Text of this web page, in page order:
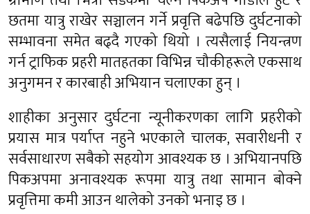
छतमा यात्रु राखेर सञ्चालन गर्ने प्रवृत्ति बढेपछि दुर्घटनाको
सम्भावना समेत बढ्दै गएको थियो । त्यसैलाई नियन्त्रण
गर्न ट्राफिक प्रहरी मातहतका विभिन्न चौकीहरूले एकसाथ
अनुगमन र कारबाही अभियान चलाएका हुन् ।
शाहीका अनुसार दुर्घटना न्यूनीकरणका लागि प्रहरीको
प्रयास मात्र पर्याप्त नहुने भएकाले चालक, सवारीधनी र
सर्वसाधारण सबैको सहयोग आवश्यक छ । अभियानपछि
पिकअपमा अनावश्यक रूपमा यात्रु तथा सामान बोक्ने
प्रवृत्तिमा कमी आउन थालेको उनको भनाइ छ ।